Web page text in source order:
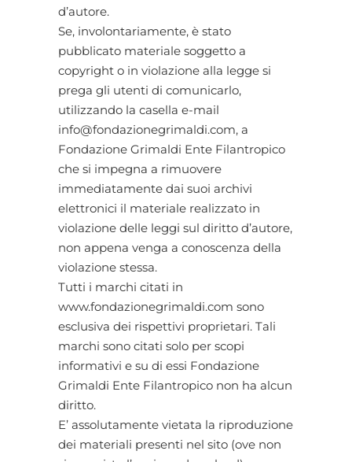
d’autore.
Se, involontariamente, è stato
pubblicato materiale soggetto a
copyright o in violazione alla legge si
prega gli utenti di comunicarlo,
utilizzando la casella e-mail
info@fondazionegrimaldi.com, a
Fondazione Grimaldi Ente Filantropico
che si impegna a rimuovere
immediatamente dai suoi archivi
elettronici il materiale realizzato in
violazione delle leggi sul diritto d’autore,
non appena venga a conoscenza della
violazione stessa.
Tutti i marchi citati in
www.fondazionegrimaldi.com sono
esclusiva dei rispettivi proprietari. Tali
marchi sono citati solo per scopi
informativi e su di essi Fondazione
Grimaldi Ente Filantropico non ha alcun
diritto.
E’ assolutamente vietata la riproduzione
dei materiali presenti nel sito (ove non